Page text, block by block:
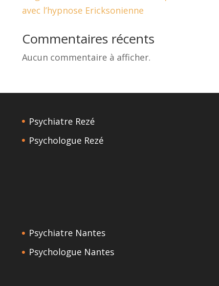
avec l’hypnose Ericksonienne
Commentaires récents
Aucun commentaire à afficher.
Psychiatre Rezé
Psychologue Rezé
Psychiatre Nantes
Psychologue Nantes